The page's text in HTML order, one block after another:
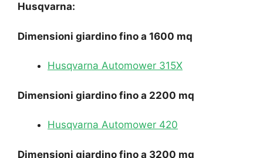
Husqvarna:
Dimensioni giardino fino a 1600 mq
Husqvarna Automower 315X
Dimensioni giardino fino a 2200 mq
Husqvarna Automower 420
Dimensioni giardino fino a 3200 mq